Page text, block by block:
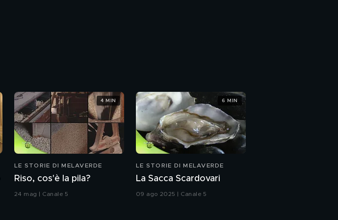
LE STORIE DI MELAVERDE
Riso, cos'è la pila?
24 mag | Canale 5
4 MIN
LE STORIE DI MELAVERDE
La Sacca Scardovari
09 ago 2025 | Canale 5
6 MIN